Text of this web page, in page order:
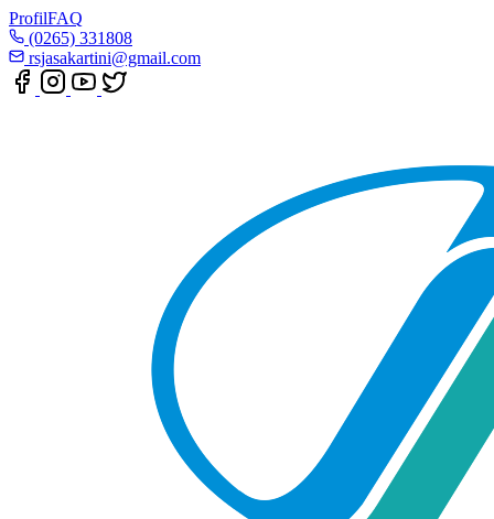
ProfilFAQ
(0265) 331808
rsjasakartini@gmail.com